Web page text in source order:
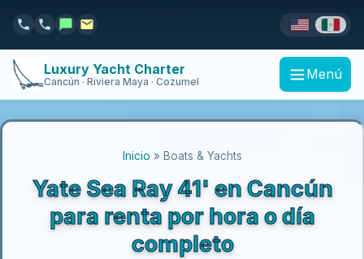
Luxury Yacht Charter
Cancún · Riviera Maya · Cozumel Menú
Inicio » Boats & Yachts
Yate Sea Ray 41' en Cancún
para renta por hora o día
completo